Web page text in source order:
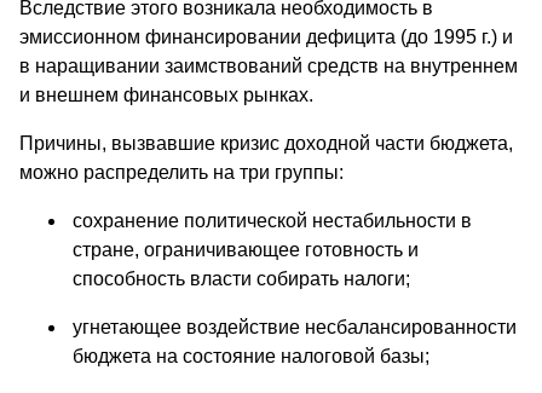
Вследствие этого возникала необходимость в
эмиссионном финансировании дефицита (до 1995 г.) и
в наращивании заимствований средств на внутреннем
и внешнем финансовых рынках.
Причины, вызвавшие кризис доходной части бюджета,
можно распределить на три группы:
сохранение политической нестабильности в
стране, ограничивающее готовность и
способность власти собирать налоги;
угнетающее воздействие несбалансированности
бюджета на состояние налоговой базы;